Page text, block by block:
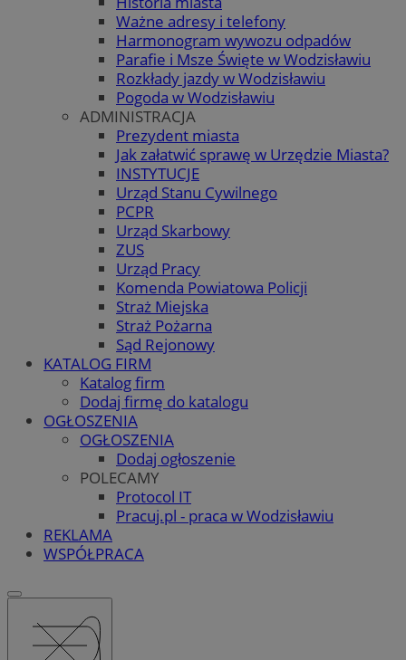
Ważne adresy i telefony
Harmonogram wywozu odpadów
Parafie i Msze Święte w Wodzisławiu
Rozkłady jazdy w Wodzisławiu
Pogoda w Wodzisławiu
ADMINISTRACJA
Prezydent miasta
Jak załatwić sprawę w Urzędzie Miasta?
INSTYTUCJE
Urząd Stanu Cywilnego
PCPR
Urząd Skarbowy
ZUS
Urząd Pracy
Komenda Powiatowa Policji
Straż Miejska
Straż Pożarna
Sąd Rejonowy
KATALOG FIRM
Katalog firm
Dodaj firmę do katalogu
OGŁOSZENIA
OGŁOSZENIA
Dodaj ogłoszenie
POLECAMY
Protocol IT
Pracuj.pl - praca w Wodzisławiu
REKLAMA
WSPÓŁPRACA